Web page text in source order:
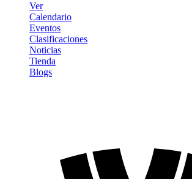
Ver
Calendario
Eventos
Clasificaciones
Noticias
Tienda
Blogs